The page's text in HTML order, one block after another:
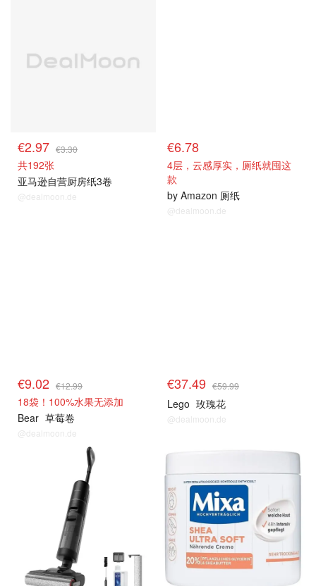
€2.97 €3.30
共192张
亚马逊自营厨房纸3卷
@dealmoon.de
€6.78
4层，云感厚实，厕纸就囤这
款
by Amazon 厕纸
@dealmoon.de
€9.02 €12.99
18袋！100%水果无添加
Bear 草莓卷
@dealmoon.de
€37.49 €59.99
Lego 玫瑰花
@dealmoon.de